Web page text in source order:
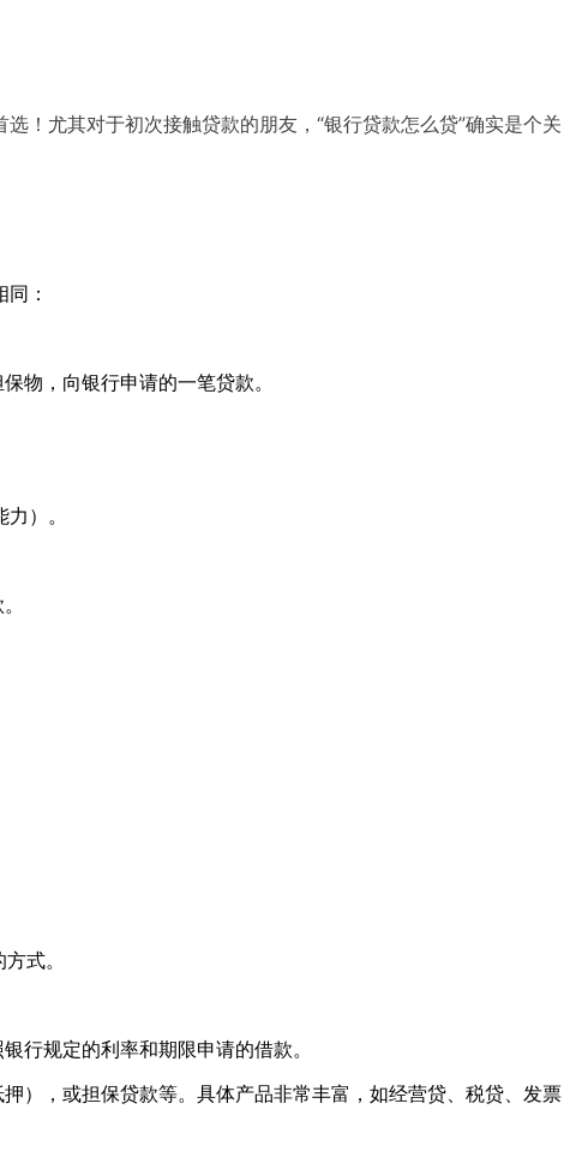
！尤其对于初次接触贷款的朋友，“银行贷款怎么贷”确实是个关
：
物，向银行申请的一笔贷款。
）。
式。
行规定的利率和期限申请的借款。
），或担保贷款等。具体产品非常丰富，如经营贷、税贷、发票